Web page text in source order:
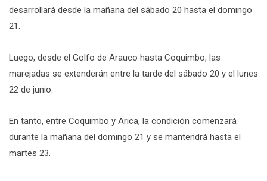
desarrollará desde la mañana del sábado 20 hasta el domingo
21.
Luego, desde el Golfo de Arauco hasta Coquimbo, las
marejadas se extenderán entre la tarde del sábado 20 y el lunes
22 de junio.
En tanto, entre Coquimbo y Arica, la condición comenzará
durante la mañana del domingo 21 y se mantendrá hasta el
martes 23.